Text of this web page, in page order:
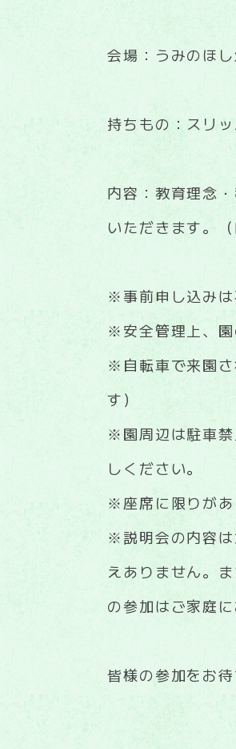
会場：うみのほ
持ちもの：スリ
内容：教育理念
いただきます。
※事前申し込みは
※安全管理上、園
※自転車で来園さ
す）
※園周辺は駐車禁
しください。
※座席に限りがあ
※説明会の内容は
えありません。
の参加はご家庭に
皆様の参加をお待